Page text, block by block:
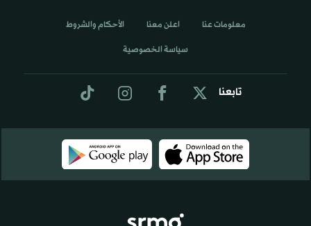
تابعنا
معلومات عنا اعلن معنا الأحكام والشروط
سياسة الخصوصية